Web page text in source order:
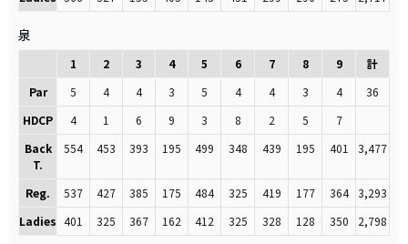
泉
1 2 3 4 5 6 7 8 9
計
Par
5 4 4 3 5 4 4 3 4
36
HDCP
4 1 6 9 3 8 2 5
7
Back
T.
554 453 393 195 499 348 439 195 401 3,477
Reg. 537 427 385 175 484 325 419 177 364
3,293
Ladies 401 325 367 162 412 325 328 128 350 2,798